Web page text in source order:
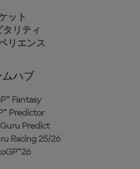
ット
タリティ
リエンス
ムハブ
Fantasy
Predictor
Predict
Racing 25/26